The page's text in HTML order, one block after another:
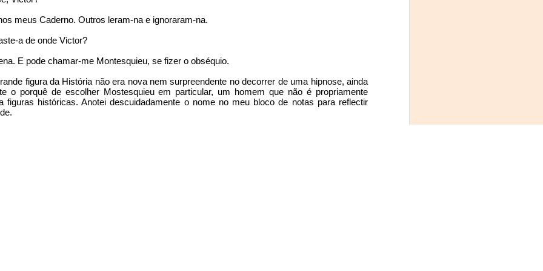
meus Caderno. Outros leram-na e ignoraram-na.
a de onde Victor?
E pode chamar-me Montesquieu, se fizer o obséquio.
figura da História não era nova nem surpreendente no decorrer de uma hipnose, ainda
o porquê de escolher Mostesquieu em particular, um homem que não é propriamente
figuras históricas. Anotei descuidadamente o nome no meu bloco de notas para reflectir
Publicado25th July 2022
0 Adicione um comentário